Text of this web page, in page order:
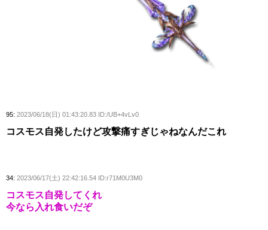
95: 2023/06/18(日) 01:43:20.83 ID:/UB+4vLv0
コスモス自発したけど攻撃痛すぎじゃねなんだこれ
34: 2023/06/17(土) 22:42:16.54 ID:r71M0U3M0
コスモス自発してくれ
今なら入れ食いだぞ